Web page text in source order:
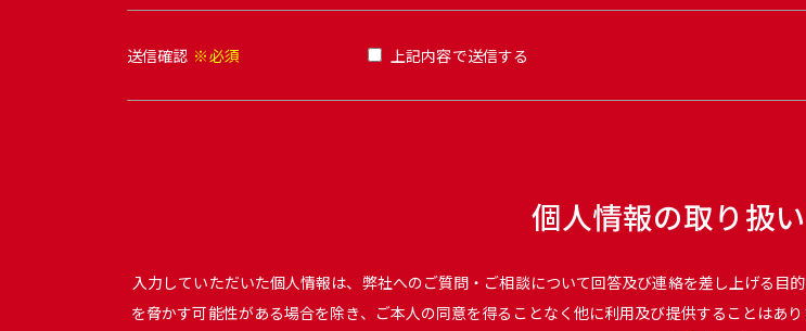
送信確認 ※必須 上記内容で送信する
個人情報の取り扱
入力していただいた個人情報は、弊社へのご質問・ご相談について回答及び連絡を差し上げる
を脅かす可能性がある場合を除き、ご本人の同意を得ることなく他に利用及び提供することはあ